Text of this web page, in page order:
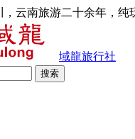
云南旅游二十余年，
域龍旅行社
搜索